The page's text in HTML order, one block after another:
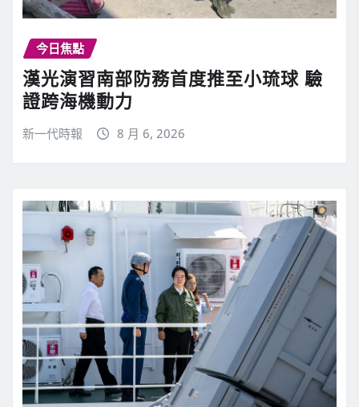
今日焦點
漢光演習南部防務首度推至小琉球 驗
證跨海機動力
新一代時報 8 月 6, 2026